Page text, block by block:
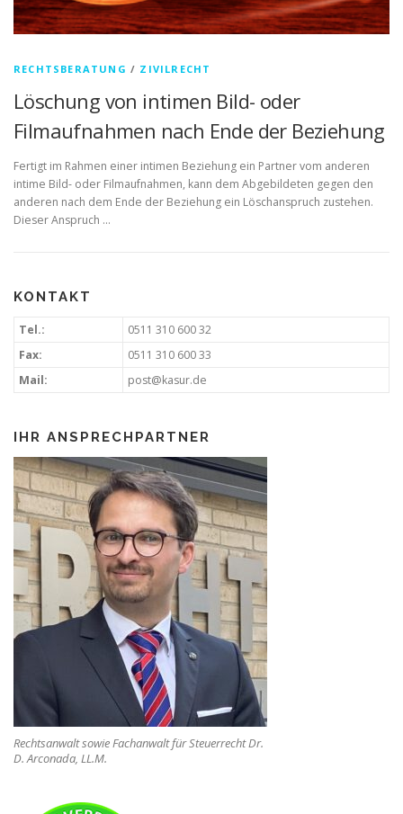
RECHTSBERATUNG / ZIVILRECHT
Löschung von intimen Bild- oder
Filmaufnahmen nach Ende der Beziehung
Fertigt im Rahmen einer intimen Beziehung ein Partner vom anderen
intime Bild- oder Filmaufnahmen, kann dem Abgebildeten gegen den
anderen nach dem Ende der Beziehung ein Löschanspruch zustehen.
Dieser Anspruch …
KONTAKT
Tel.:
0511 310 600 32
Fax:
0511 310 600 33
Mail:
post@kasur.de
IHR ANSPRECHPARTNER
Rechtsanwalt sowie Fachanwalt für Steuerrecht Dr.
D. Arconada, LL.M.